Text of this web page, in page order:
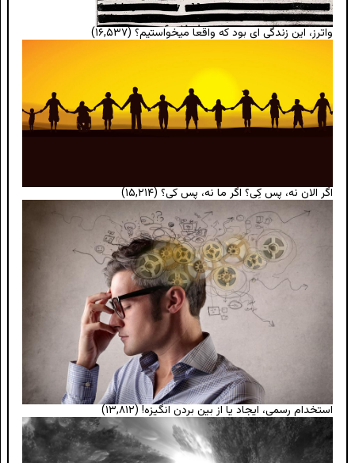
واترز، این زندگی ای بود که واقعا میخواستیم؟ (۱۶,۵۳۷)
اگر الان نه، پس کِی؟ اگر ما نه، پس کی؟ (۱۵,۲۱۴)
استخدام رسمی، ایجاد یا از بین بردن انگیزه! (۱۳,۸۱۲)